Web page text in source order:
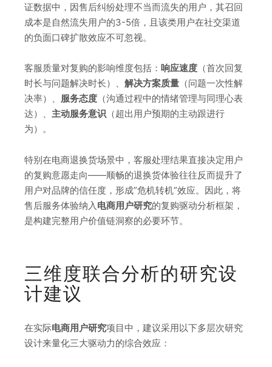
证数据中，因售后纠纷处理不当而流失的用户，其召回
成本是自然流失用户的3-5倍，且该类用户在社交渠道
的负面口碑扩散效应不可忽视。
客服质量对复购的影响维度包括： 响应速度 （首次回复
时长与问题解决时长）、 解决方案质量 （问题一次性解
决率）、 服务态度 （沟通过程中的情绪管理与同理心表
达）、 主动服务意识 （超出用户预期的主动跟进行
为）。
特别在电商退换货场景中，客服处理结果直接决定用户
的复购意愿走向——顺畅的退换货体验往往反而提升了
用户对品牌的信任度，形成”危机转机”效应。因此，将
售后服务体验纳入 电商用户研究的复购驱动分析框架，
是构建完整用户价值链洞察的必要环节。
三维度联合分析的研究设
计建议
在实际电商用户研究项目中，建议采用以下多层次研究
设计来量化三大驱动力的综合效应：